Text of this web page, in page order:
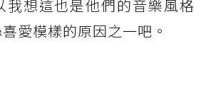
我想這也是他們的音樂風格
愛模樣的原因之一吧。